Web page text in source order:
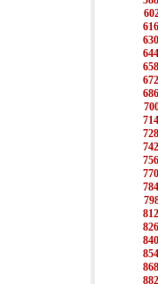
616
630
644
658
672
686
714
728
742
756
770
784
812
826
840
854
868
882